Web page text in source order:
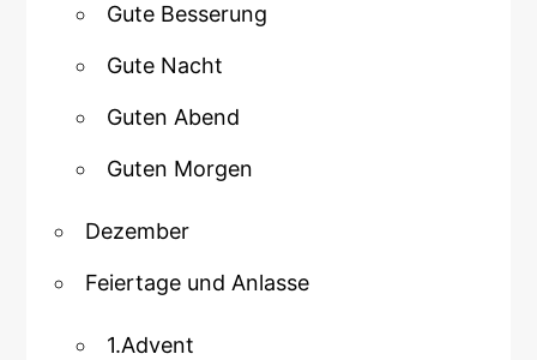
Gute Besserung
Gute Nacht
Guten Abend
Guten Morgen
Dezember
Feiertage und Anlasse
1.Advent